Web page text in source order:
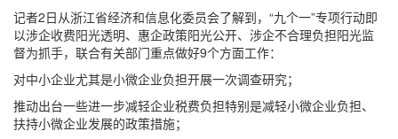
记者2日从浙江省经济和信息化委员会了解到，“九个一”专项行动即
以涉企收费阳光透明、惠企政策阳光公开、涉企不合理负担阳光监
督为抓手，联合有关部门重点做好9个方面工作：
对中小企业尤其是小微企业负担开展一次调查研究；
推动出台一些进一步减轻企业税费负担特别是减轻小微企业负担、
扶持小微企业发展的政策措施；